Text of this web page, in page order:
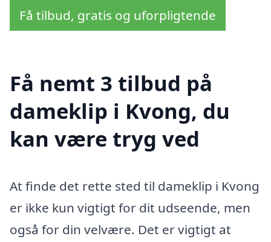
Få tilbud, gratis og uforpligtende
Få nemt 3 tilbud på
dameklip i Kvong, du
kan være tryg ved
At finde det rette sted til dameklip i Kvong
er ikke kun vigtigt for dit udseende, men
også for din velvære. Det er vigtigt at